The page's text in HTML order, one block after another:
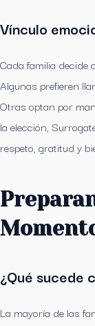
Vínculo
Cada familia decide
Algunas prefieren
Otras optan por
la elección,
respeto, gratitud y
¿Qué sucede
La mayoría de las